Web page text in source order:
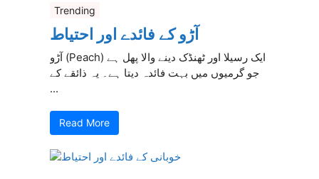
Trending
آڑو کے فائدے اور احتیاط
آڑو (Peach) ایک رسیلا اور ٹھنڈک دینے والا پھل ہے
جو گرمیوں میں بہت فائدہ دیتا ہے۔ یہ ذائقے کے
...
Read More